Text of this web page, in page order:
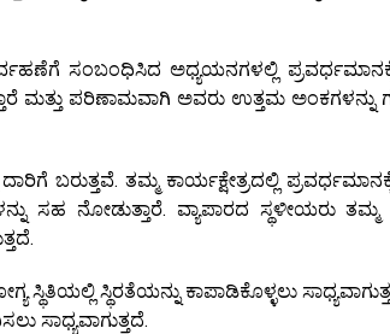
ಸಂಬಂಧಿಸಿದ ಅಧ್ಯಯನಗಳಲ್ಲಿ ಪ್ರವರ್ಧಮಾನಕ್ಕೆ
ಪರಿಣಾಮವಾಗಿ ಅವರು ಉತ್ತಮ ಅಂಕಗಳನ್ನು
ಬರುತ್ತವೆ. ತಮ್ಮ ಕಾರ್ಯಕ್ಷೇತ್ರದಲ್ಲಿ
ಸಹ ನೋಡುತ್ತಾರೆ. ವ್ಯಾಪಾರದ ಸ್ಥಳೀಯರು
ಸ್ಥಿರತೆಯನ್ನು ಕಾಪಾಡಿಕೊಳ್ಳಲು
ಸಾಧ್ಯವಾಗುತ್ತದೆ.